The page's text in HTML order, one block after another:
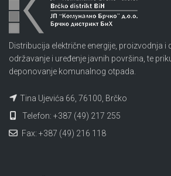
Distribucija električne energije, proizvodnja i
održavanje i uređenje javnih površina, te
deponovanje komunalnog otpada.
Tina Ujevića 66, 76100, Brčko
Telefon: +387 (49) 217 255
Fax: +387 (49) 216 118